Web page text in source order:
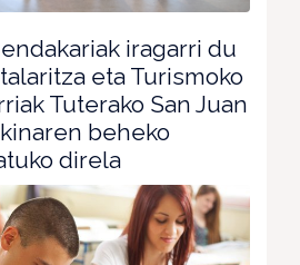
iragarri du
eta Turismoko
Tuterako San Juan
beheko
direla